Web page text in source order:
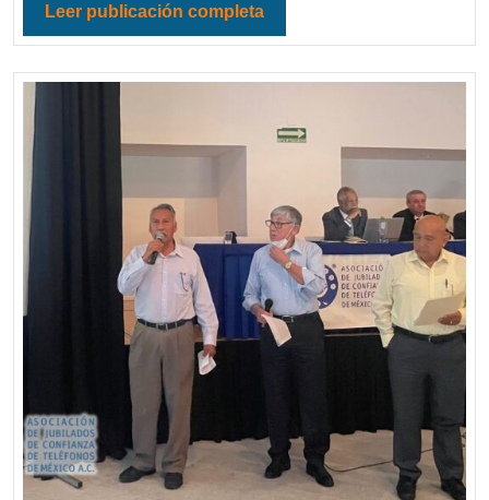
Leer publicación completa